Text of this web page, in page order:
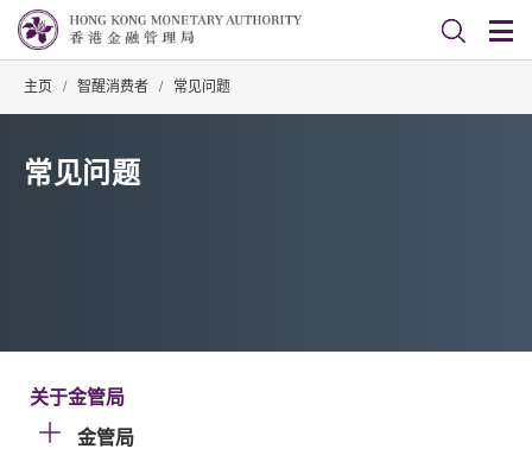
主页 / 智醒消费者 / 常见问题
常见问题
关于金管局
金管局